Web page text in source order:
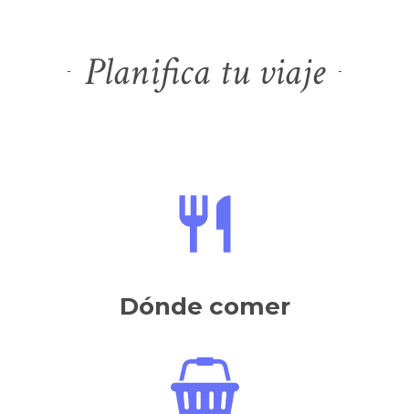
Planifica tu viaje
Dónde comer